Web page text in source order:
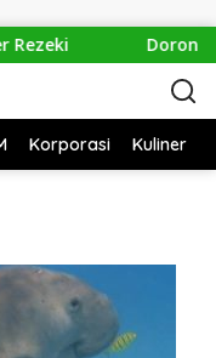
Dorong
Korporasi Kuliner